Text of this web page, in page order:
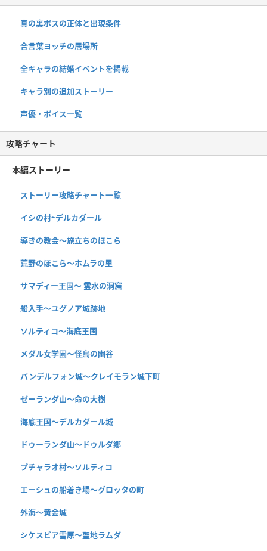
真の裏ボスの正体と出現条件
合言葉ヨッチの居場所
全キャラの結婚イベントを掲載
キャラ別の追加ストーリー
声優・ボイス一覧
攻略チャート
本編ストーリー
ストーリー攻略チャート一覧
イシの村~デルカダール
導きの教会〜旅立ちのほこら
荒野のほこら～ホムラの里
サマディー王国〜 霊水の洞窟
船入手〜ユグノア城跡地
ソルティコ〜海底王国
メダル女学園〜怪鳥の幽谷
バンデルフォン城〜クレイモラン城下町
ゼーランダ山〜命の大樹
海底王国〜デルカダール城
ドゥーランダ山～ドゥルダ郷
プチャラオ村〜ソルティコ
エーシュの船着き場〜グロッタの町
外海〜黄金城
シケスビア雪原〜聖地ラムダ